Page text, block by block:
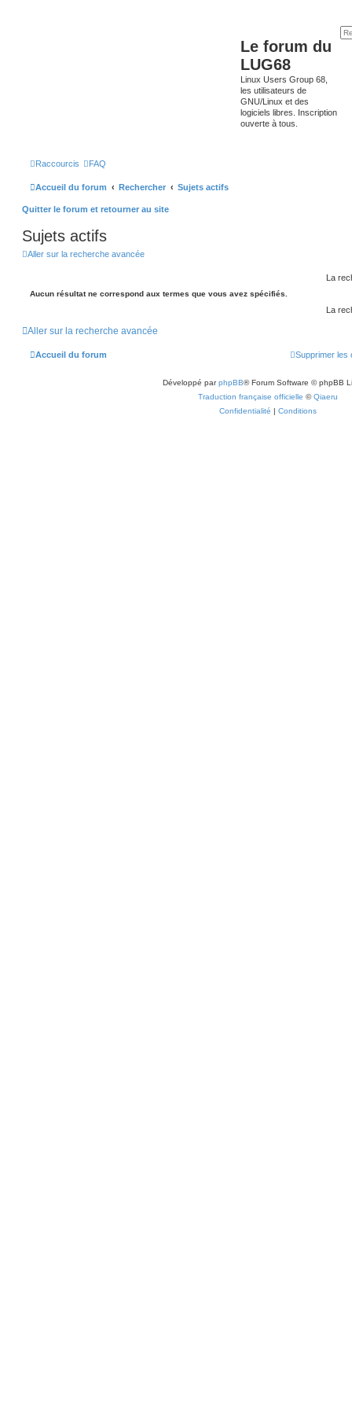
Le forum du
LUG68
Linux Users Group 68,
les utilisateurs de
GNU/Linux et des
logiciels libres. Inscription
ouverte à tous.
Raccourcis FAQ
Accueil du forum Rechercher Sujets actifs
Quitter le forum et retourner au site
Sujets actifs
Aller sur la recherche avancée
La
Aucun résultat ne correspond aux termes que vous avez spécifiés.
La
Aller sur la recherche avancée
Accueil du forum Supprimer les
Développé parphpBB® Forum Software © phpBB
Traduction française officielle ©Qiaeru
Confidentialité | Conditions